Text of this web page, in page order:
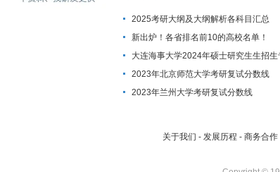
2025考研大纲及大纲解析各科目汇总
新出炉！各省排名前10的高校名单！
大连海事大学2024年硕士研究生生招
费标准及拟招生人数
2023年北京师范大学考研复试分数线
2023年兰州大学考研复试分数线
关于我们 - 发展历程 - 商务合作